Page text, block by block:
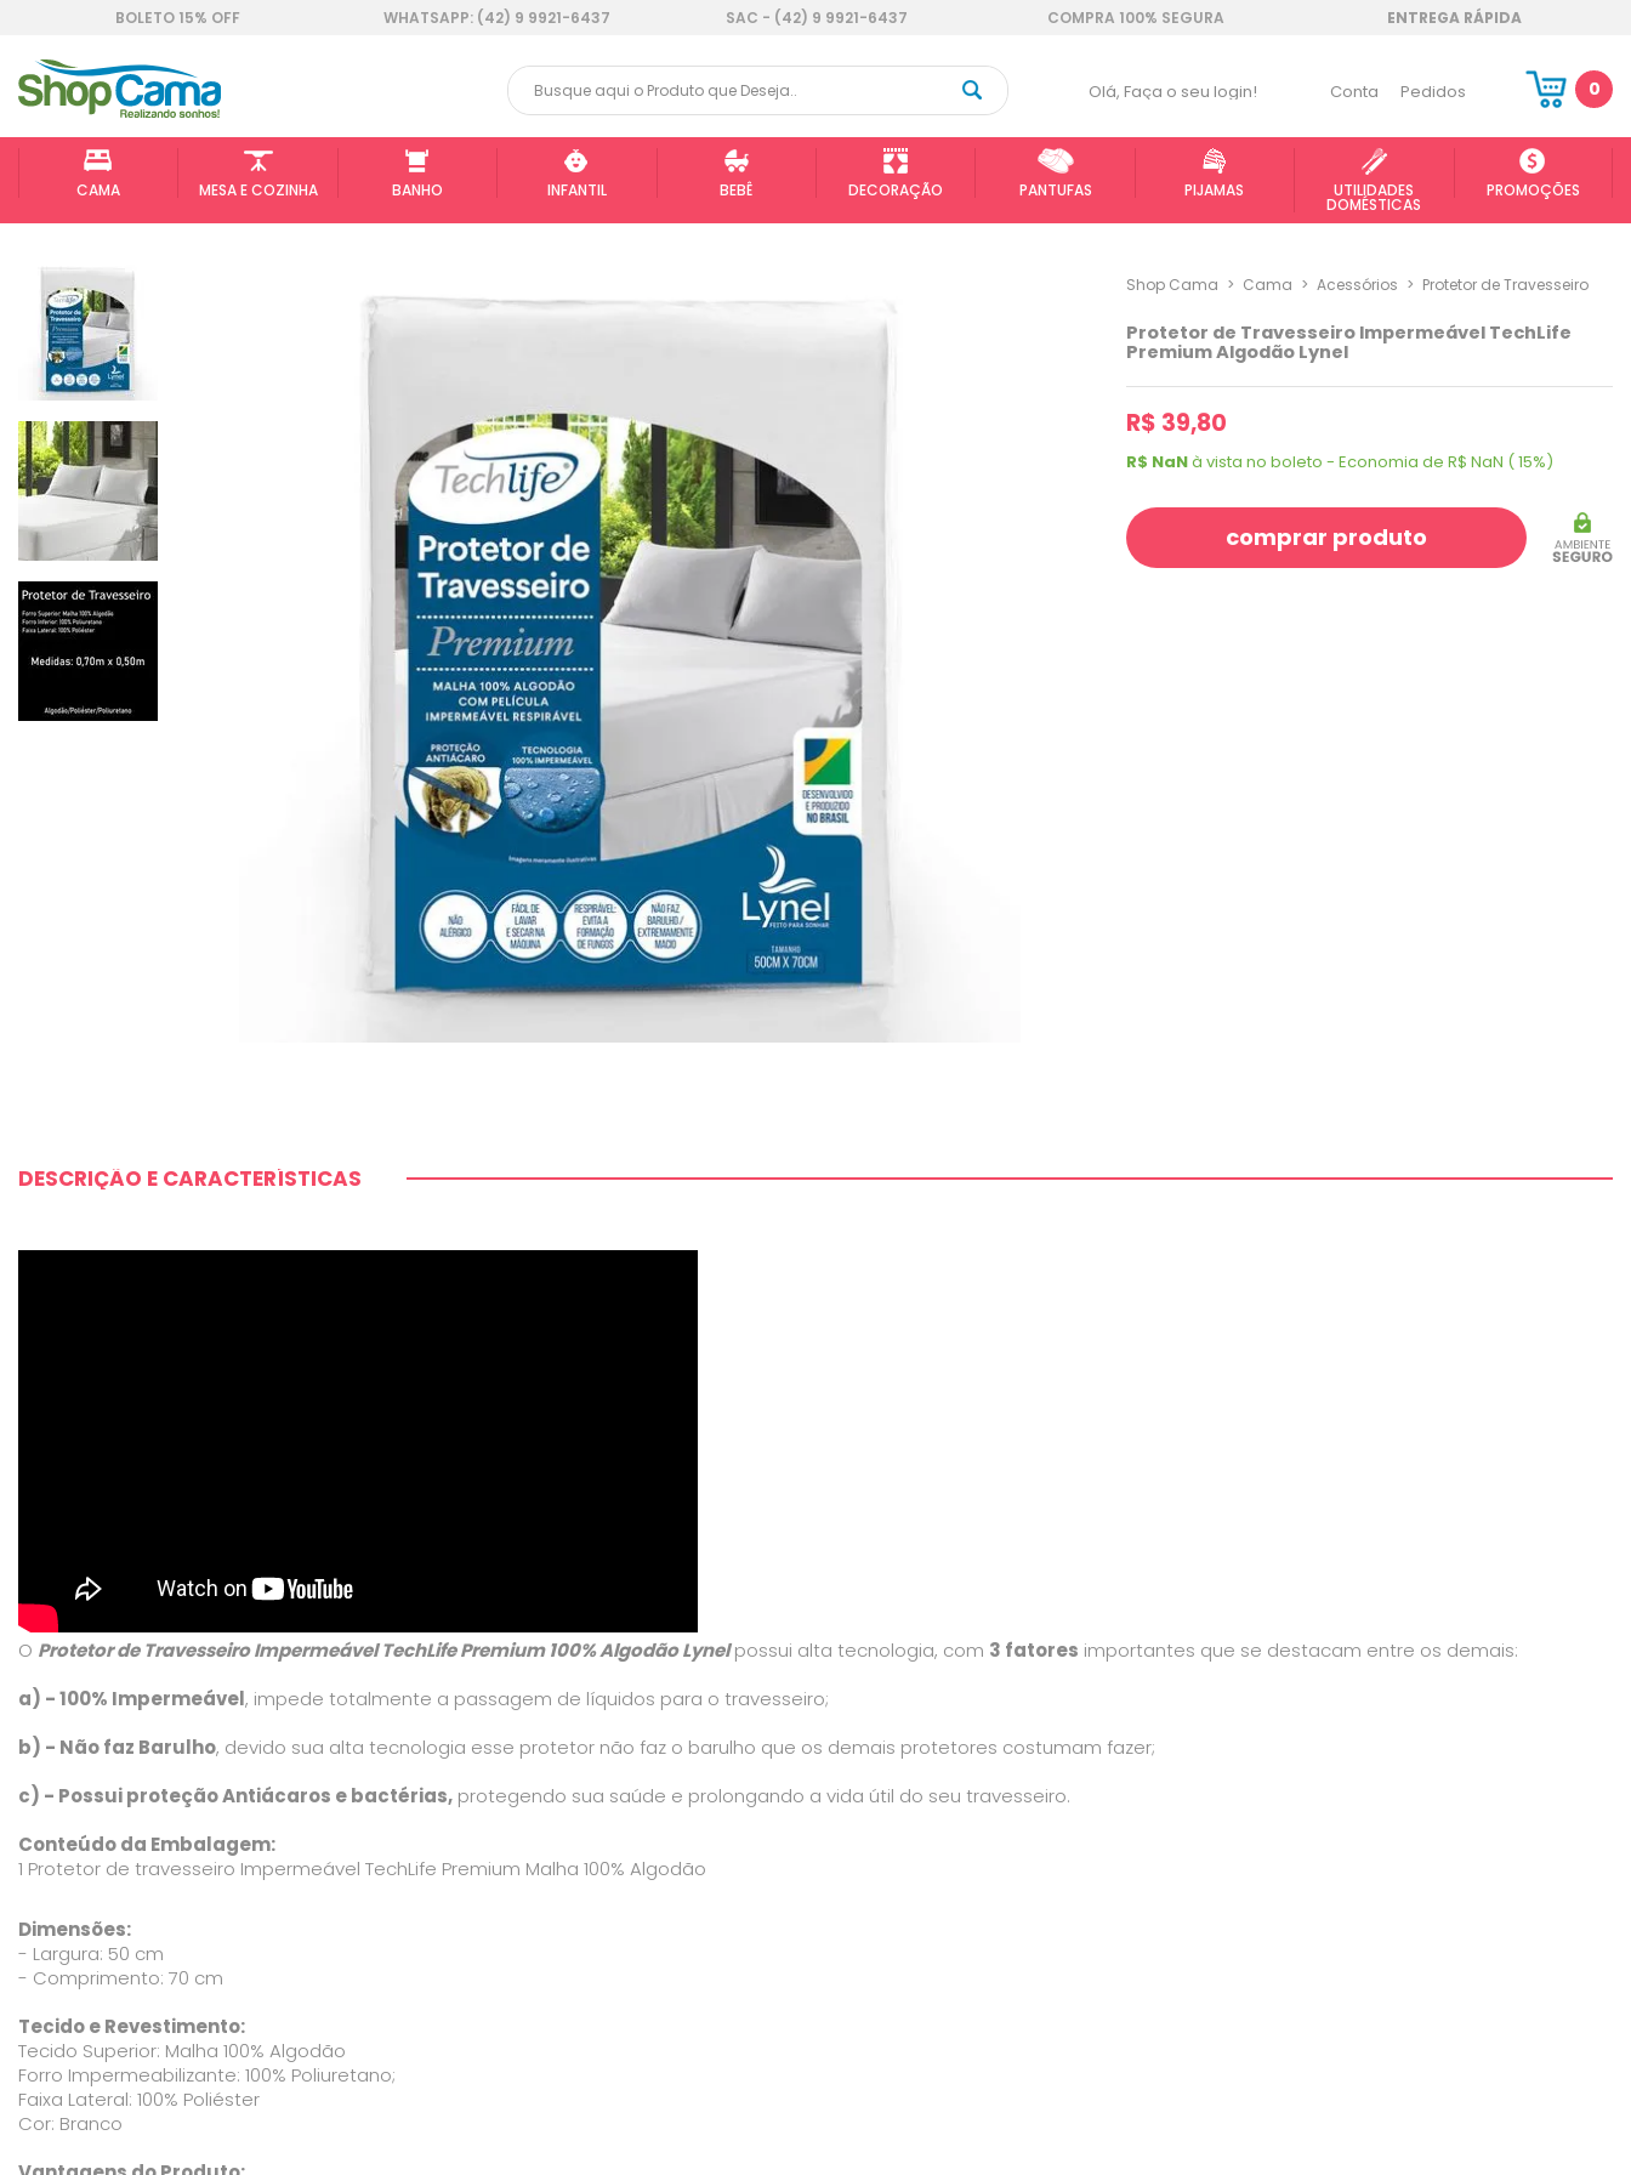
BOLETO 15% OFF WHATSAPP: (42) 9 9921-6437 SAC - (42) 9 9921-6437 COMPRA 100% SEGURA ENTREGA RÁPIDA
Olá, Faça o seu login! Conta Pedidos 0
CAMA MESA E COZINHA BANHO INFANTIL BEBÊ DECORAÇÃO PANTUFAS PIJAMAS UTILIDADES
DOMÉSTICAS
PROMOÇÕES
Shop Cama > Cama > Acessórios > Protetor de Travesseiro
Protetor de Travesseiro Impermeável TechLife
Premium Algodão Lynel
R$ 39,80
R$ NaNà vista no boleto - Economia de R$ NaN ( 15%)
comprar produto
DESCRIÇÃO E CARACTERÍSTICAS
O Protetor de Travesseiro Impermeável TechLife Premium 100% Algodão Lynelpossui alta tecnologia, com 3 fatores importantes que se destacam entre os demais:
a) - 100% Impermeável, impede totalmente a passagem de líquidos para o travesseiro;
b) - Não faz Barulho, devido sua alta tecnologia esse protetor não faz o barulho que os demais protetores costumam fazer;
c) - Possui proteção Antiácaros e bactérias, protegendo sua saúde e prolongando a vida útil do seu travesseiro.
Conteúdo da Embalagem:
1 Protetor de travesseiro Impermeável TechLife Premium Malha 100% Algodão
Dimensões:
- Largura: 50 cm
- Comprimento: 70 cm
Tecido e Revestimento:
Tecido Superior: Malha 100% Algodão
Forro Impermeabilizante: 100% Poliuretano;
Faixa Lateral: 100% Poliéster
Cor: Branco